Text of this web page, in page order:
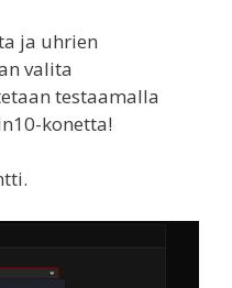
ja uhrien
valita
testaamalla
konetta!